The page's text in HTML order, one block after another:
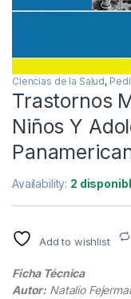
Ciencias de la Salud,
Trastornos
Niños Y
Availability: 2
Add to wishlist
Ficha Técnica
Autor: Natalio